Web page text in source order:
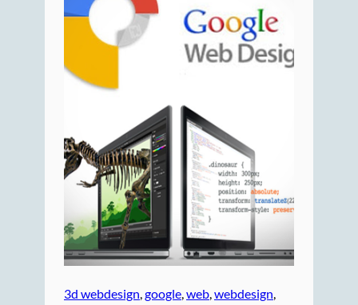
3d webdesign, google, web, webdesign